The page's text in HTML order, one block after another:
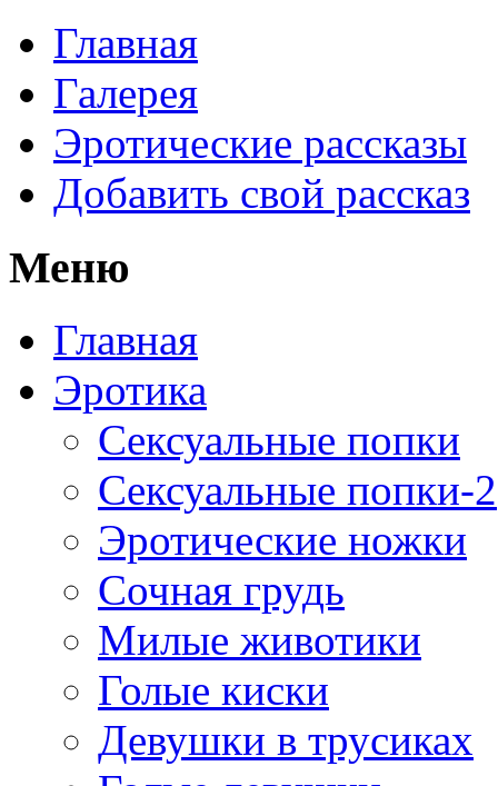
Главная
Галерея
Эротические рассказы
Добавить свой рассказ
Меню
Главная
Эротика
Сексуальные попки
Сексуальные попки-2
Эротические ножки
Сочная грудь
Милые животики
Голые киски
Девушки в трусиках